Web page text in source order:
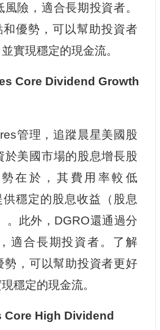
險，適合長期投資者。
優勢，可以幫助投資者
實現穩定的現金流。
Core Dividend Growth
管理，追蹤晨星美國股
於美國市場的股息增長股
在於，其費用率較低
供穩定的股息收益（股息
。此外，DGRO還通過分
適合長期投資者。了解
勢，可以幫助投資者更好
穩定的現金流。
Core High Dividend